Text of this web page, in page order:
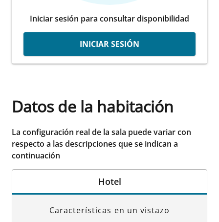
Iniciar sesión para consultar disponibilidad
INICIAR SESIÓN
Datos de la habitación
La configuración real de la sala puede variar con
respecto a las descripciones que se indican a
continuación
Hotel
Características en un vistazo